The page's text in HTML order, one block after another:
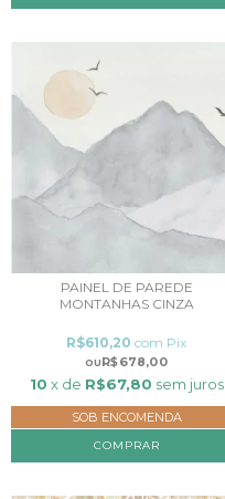
PAINEL DE PAREDE
MONTANHAS CINZA
R$678,00
R$610,20 com Pix
10 x de R$67,80 sem juros
SOB ENCOMENDA
COMPRAR